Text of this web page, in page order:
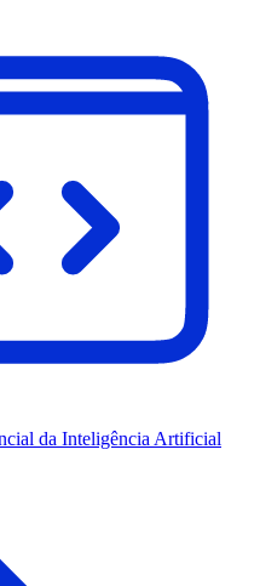
da Inteligência Artificial